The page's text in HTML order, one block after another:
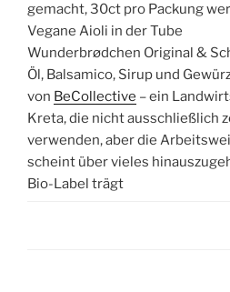
gemacht, 30ct pro Packung
Vegane Aioli in der Tube
Wunderbrødchen Original &
Öl, Balsamico, Sirup und
von BeCollective – ein
Kreta, die nicht ausschließlich
verwenden, aber die
scheint über vieles
Bio-Label trägt